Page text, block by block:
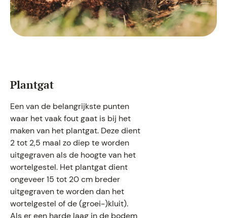
Plantgat
Een van de belangrijkste punten
waar het vaak fout gaat is bij het
maken van het plantgat. Deze dient
2 tot 2,5 maal zo diep te worden
uitgegraven als de hoogte van het
wortelgestel. Het plantgat dient
ongeveer 15 tot 20 cm breder
uitgegraven te worden dan het
wortelgestel of de (groei-)kluit).
Als er een harde laag in de bodem